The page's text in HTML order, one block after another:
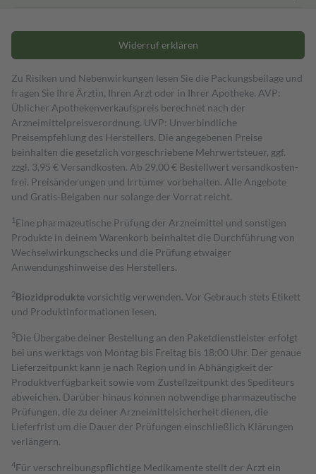
Widerruf erklären
Zu Risiken und Nebenwirkungen lesen Sie die Packungsbeilage und
fragen Sie Ihre Ärztin, Ihren Arzt oder in Ihrer Apotheke. AVP:
Üblicher Apothekenverkaufspreis berechnet nach der
Arzneimittelpreisverordnung. UVP: Unverbindliche
Preisempfehlung des Herstellers. Die angegebenen Preise
beinhalten die gesetzlich vorgeschriebene Mehrwertsteuer, ggf.
zzgl. 3,95 € Versandkosten. Ab 29,00 € Bestell­wert versand­kosten­
frei. Preisänderungen und Irrtümer vorbehalten. Alle Angebote
und Gratis-Beigaben nur solange der Vorrat reicht.
1 Eine pharmazeutische Prüfung der Arzneimittel und sonstigen
Produkte in deinem Warenkorb beinhaltet die Durchführung von
Wechselwirkungschecks und die Prüfung etwaiger
Anwendungshinweise des Herstellers.
2Biozidproduktevorsichtig verwenden. Vor Gebrauch stets Etikett
und Produktinformationen lesen.
3Die Übergabe deiner Bestellung an den Paketdienstleister erfolgt
bei uns werktags von Montag bis Freitag bis 18:00 Uhr. Der genaue
Lieferzeitpunkt kann je nach Region und in Abhängigkeit der
Produktverfügbarkeit sowie vom Zustellzeitpunkt des Spediteurs
abweichen. Darüber hinaus können notwendige pharmazeutische
Prüfungen, die zu deiner Arzneimittelsicherheit dienen, die
Lieferfrist um die Dauer der Prüfungen einschließlich Klärungen
verlängern.
4Für verschreibungspflichtige Medikamente stellt der Arzt ein